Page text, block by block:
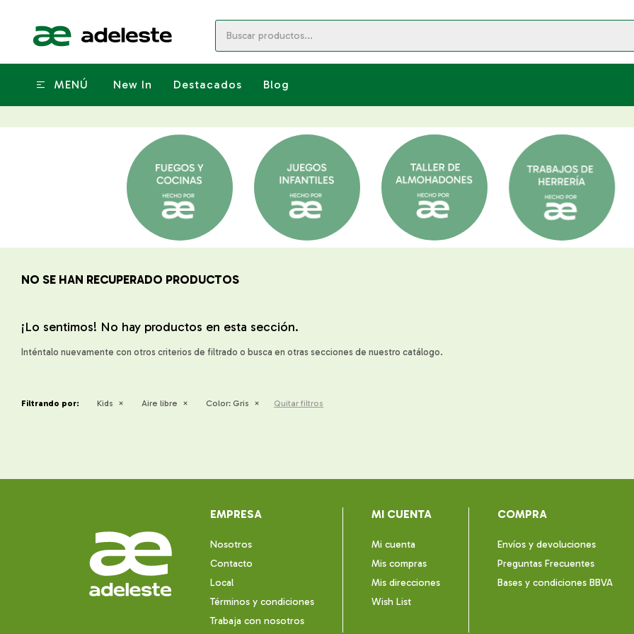
MENÚ New In Destacados Blog
NO SE HAN RECUPERADO PRODUCTOS
¡Lo sentimos! No hay productos en esta sección.
Inténtalo nuevamente con otros criterios de filtrado o busca en otras secciones de nuestro catálogo.
Filtrando por: Kids Aire libre Color: Gris Quitar filtros
EMPRESA
Nosotros
Contacto
Local
Términos y condiciones
Trabaja con nosotros
MI CUENTA
Mi cuenta
Mis compras
Mis direcciones
Wish List
COMPRA
Envíos y devoluciones
Preguntas Frecuentes
Bases y condiciones BBVA